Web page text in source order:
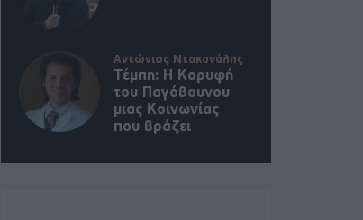
Αντώνιος Ντακανάλης
Τέμπη: Η Κορυφή
του Παγόβουνου
μιας Κοινωνίας
που βράζει